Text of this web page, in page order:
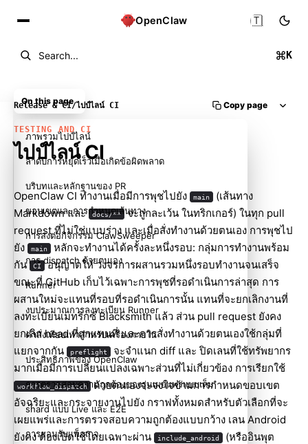
OpenClaw
Search... K
🇹🇭
Release & CI/ไปป์ไลน์ CI Copy page
TESTING AND CI
ไปป์ไลน์ CI
OpenClaw CI ทำงานเมื่อมีการพุชไปยัง main (เส้นทาง
Markdown และ docs/** จะถูกละเว้น ในทริกเกอร์) ในทุก pull
request ที่ไม่ใช่แบบร่าง และเมื่อสั่งทำงานด้วยตนเอง การพุชไป
ยัง
main หลักจะทำงานได้ครั้งละหนึ่งรอบ: กลุ่มการทำงานพร้อม
กัน CI อนุญาตให้ วงจรการผสานรวมหนึ่งรอบทำงานจนเสร็จ
ขณะที่ GitHub เก็บไว้เฉพาะการพุชที่รอดำเนินการล่าสุด การ
ผสานใหม่จะแทนที่รอบที่รอดำเนินการนั้น แทนที่จะยกเลิกงานที่
ลงทะเบียนเมทริกซ์ Blacksmith แล้ว ส่วน pull request ยังคง
ยกเลิก head ที่ถูกแทนที่ และการสั่งทำงานด้วยตนเองใช้กลุ่มที่
แยกจากกัน
preflight จะจำแนก diff และ ปิดเลนที่ใช้ทรัพยากร
มากเมื่อมีการเปลี่ยนแปลงเฉพาะส่วนที่ไม่เกี่ยวข้อง การเรียกใช้
workflow_dispatch ด้วยตนเองจะจงใจข้ามการกำหนดขอบเขต
อัจฉริยะและกระจายงานไปยัง กราฟทั้งหมดสำหรับตัวเลือกที่จะ
เผยแพร่และการตรวจสอบความถูกต้องแบบกว้าง เลน Android
ยังคง ต้องเปิดใช้โดยเฉพาะผ่าน
include_android (หรืออินพุต
On this page
ภาพรวมไปป์ไลน์
ลำดับการหยุดเร็วเมื่อเกิดข้อผิดพลาด
บริบทและหลักฐานของ PR
ขอบเขตและการกำหนดเส้นทาง
การส่งต่อกิจกรรม ClawSweeper
การ dispatch ด้วยตนเอง
Runner
งบประมาณการลงทะเบียน Runner
คำสั่งเทียบเท่าสำหรับเครื่องภายใน
ประสิทธิภาพของ OpenClaw
การตรวจสอบความถูกต้องของรุ่นเผยแพร่แบบเต็ม
shard แบบ Live และ E2E
การยอมรับแพ็กเกจ